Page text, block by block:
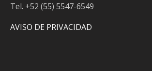
Tel. +52 (55) 5547-6549
AVISO DE PRIVACIDAD